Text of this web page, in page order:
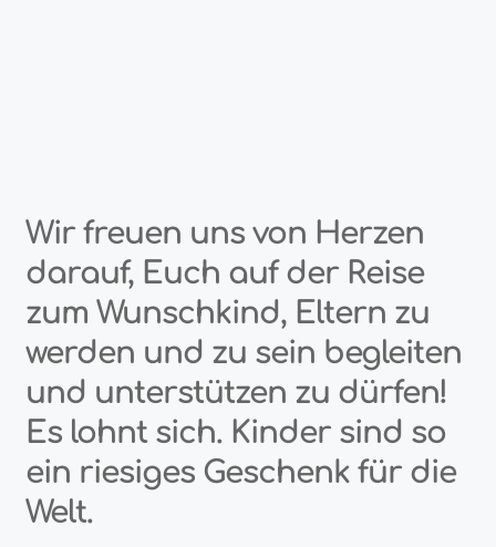
Wir freuen uns von Herzen
darauf, Euch auf der Reise
zum Wunschkind, Eltern zu
werden und zu sein begleiten
und unterstützen zu dürfen!
Es lohnt sich. Kinder sind so
ein riesiges Geschenk für die
Welt.